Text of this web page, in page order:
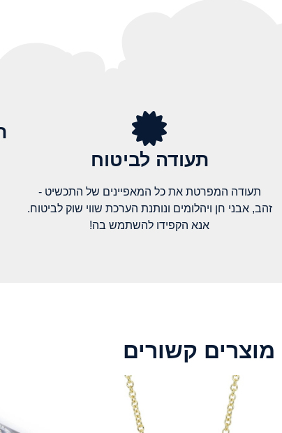
תעודה לביטוח
תעודה המפרטת את כל המאפיינים של התכשיט -
זהב, אבני חן ויהלומים ונותנת הערכת שווי שוק לביטוח.
אנא הקפידו להשתמש בה!
מוצרים קשורים